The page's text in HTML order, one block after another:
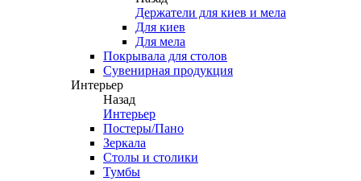
Держатели для киев и мела
Для киев
Для мела
Покрывала для столов
Сувенирная продукция
Интерьер
Назад
Интерьер
Постеры/Пано
Зеркала
Столы и столики
Тумбы